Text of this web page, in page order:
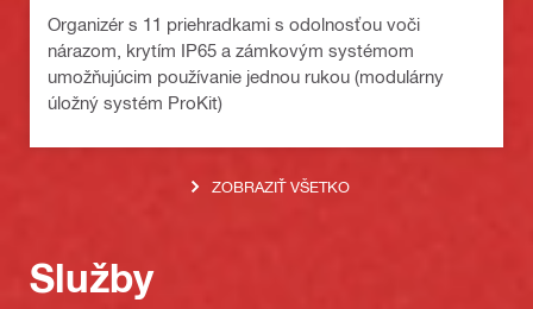
Organizér s 11 priehradkami s odolnosťou voči
nárazom, krytím IP65 a zámkovým systémom
umožňujúcim používanie jednou rukou (modulárny
úložný systém ProKit)
ZOBRAZIŤ VŠETKO
Služby